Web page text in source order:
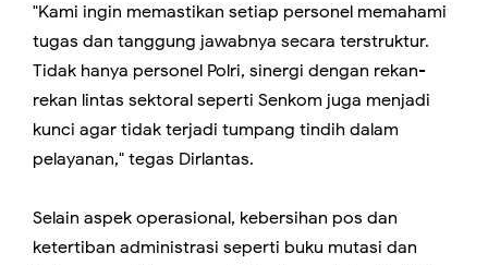
"Kami ingin memastikan setiap personel memahami
tugas dan tanggung jawabnya secara terstruktur.
Tidak hanya personel Polri, sinergi dengan rekan-
rekan lintas sektoral seperti Senkom juga menjadi
kunci agar tidak terjadi tumpang tindih dalam
pelayanan," tegas Dirlantas.
Selain aspek operasional, kebersihan pos dan
ketertiban administrasi seperti buku mutasi dan